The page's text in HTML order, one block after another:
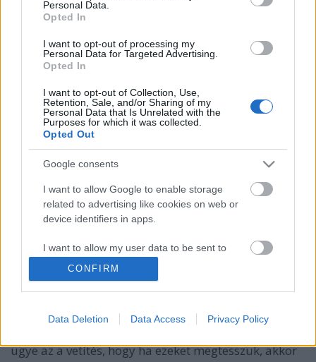
Personal Data.
Opted In
I want to opt-out of processing my
Personal Data for Targeted Advertising.
Opted In
I want to opt-out of Collection, Use,
Retention, Sale, and/or Sharing of my
Personal Data that Is Unrelated with the
Purposes for which it was collected.
Opted Out
Google consents
I want to allow Google to enable storage
related to advertising like cookies on web or
device identifiers in apps.
I want to allow my user data to be sent to
Google for online advertising purposes.
I want to allow Google to send me
related to analytics like cookies on web or
CONFIRM
Data Deletion Data Access Privacy Policy
Csak egy kis szuverinitásról kellene
lemondani - ILLEGÁLIS MIGRÁCIÓ
Lélekszerelő, MAGYART •2024. december 07.
Vajon másban is felmerül a kérdés, vajon mik ezek
ugye az a vetítés, hogy ha ezeket megtesszük, akkor